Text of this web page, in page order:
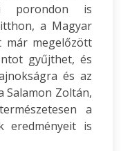
porondon is
a Magyar
már megelőzött
gyűjthet, és
és az
Salamon Zoltán,
a
eredményeit is